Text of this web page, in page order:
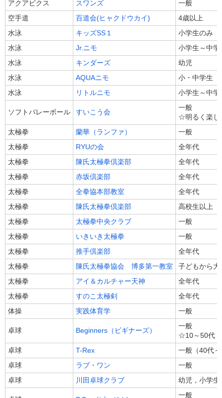
アクアビクス
スワンズ
一般
空手道
百道会(ヒャクドウカイ)
4歳以上
水泳
キッズSS１
小学生のみ
水泳
Jr.ニモ
小学生～中学
水泳
キンダーズ
幼児
水泳
AQUAニモ
小・中学生
水泳
リトルニモ 小学生～中学
ソフトバレーボール すいこう会
一般
☆明るく楽し
太極拳
蘭華（ランファ）
一般
太極拳
RYUの会
全年代
太極拳
陳氏太極拳倶楽部
全年代
太極拳
赤坂倶楽部
全年代
太極拳
全拳協本部教室
全年代
太極拳
陳氏太極拳倶楽部
高校生以上
太極拳
太極拳中央クラブ
一般
太極拳
いきいき太極拳
一般
太極拳
推手倶楽部
全年代
太極拳
陳氏太極拳協会 博多第一教室
子どもから大
太極拳
アイ＆カルチャー天神
全年代
太極拳
すのこ太極剣
全年代
体操
実践体育学 一般
卓球 Beginners（ビギナーズ）
一般
☆10～50代
卓球
T-Rex
一般（40代
卓球
ラブ・ワン
一般
卓球
川田卓球クラブ 幼児，小学生
一般